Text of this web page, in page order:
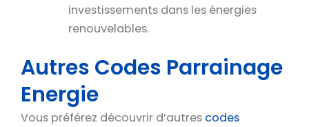
investissements dans les énergies
renouvelables.
Autres Codes Parrainage
Energie
Vous préférez découvrir d’autres codes